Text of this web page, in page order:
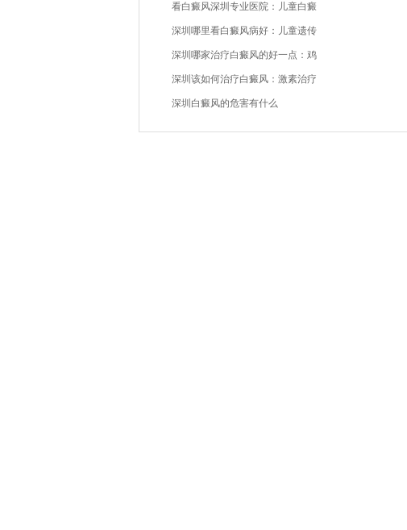
看白癜风深圳专业医院：儿童白癜
深圳哪里看白癜风病好：儿童遗传
深圳哪家治疗白癜风的好一点：鸡
深圳该如何治疗白癜风：激素治疗
深圳白癜风的危害有什么